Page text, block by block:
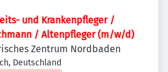
und Krankenpfleger /
/ Altenpfleger (m/w/d)
Zentrum Nordbaden
Deutschland